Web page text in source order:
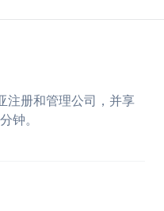
注册和管理公司，并享
钟。